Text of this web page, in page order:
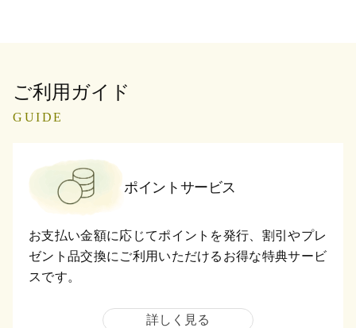
ご利用ガイド
GUIDE
ポイントサービス
お支払い金額に応じてポイントを発行、割引やプレ
ゼント品交換にご利用いただけるお得な特典サービ
スです。
詳しく見る